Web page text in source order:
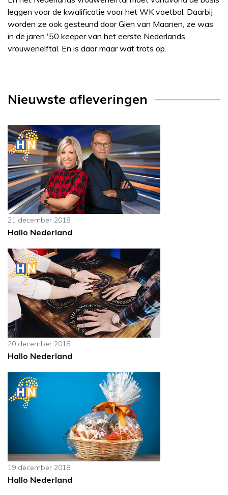
leggen voor de kwalificatie voor het WK voetbal. Daarbij
worden ze ook gesteund door Gien van Maanen, ze was
in de jaren '50 keeper van het eerste Nederlands
vrouwenelftal. En is daar maar wat trots op.
Nieuwste afleveringen
21 december 2018
Hallo Nederland
20 december 2018
Hallo Nederland
19 december 2018
Hallo Nederland